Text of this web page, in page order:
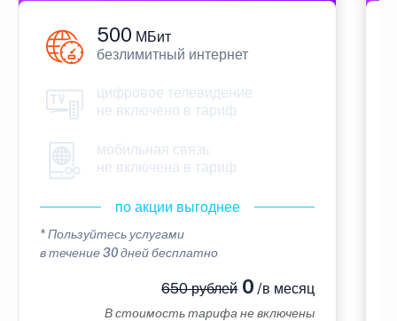
500 МБит
безлимитный интернет
цифровое телевидение
не включено в тариф
мобильная связь
не включена в тариф
по акции выгоднее
* Пользуйтесь услугами
в течение 30 дней бесплатно
650 рублей0 /в месяц
В стоимость тарифа не включены